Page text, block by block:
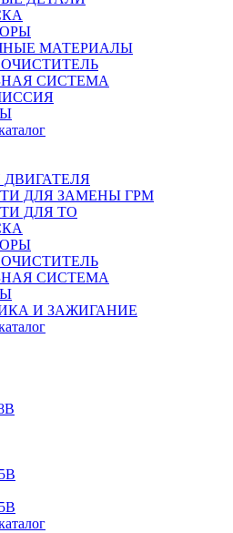
МАТЕРИАЛЫ
СИСТЕМА
ДВИГАТЕЛЯ
ДЛЯ ЗАМЕНЫ ГРМ
ДЛЯ ТО
СИСТЕМА
И ЗАЖИГАНИЕ